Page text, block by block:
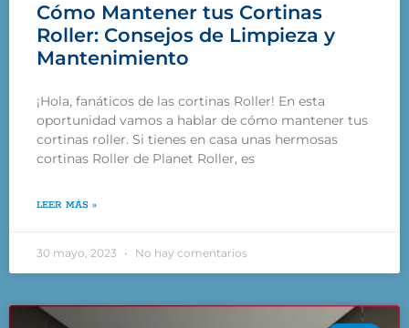
Cómo Mantener tus Cortinas
Roller: Consejos de Limpieza y
Mantenimiento
¡Hola, fanáticos de las cortinas Roller! En esta
oportunidad vamos a hablar de cómo mantener tus
cortinas roller. Si tienes en casa unas hermosas
cortinas Roller de Planet Roller, es
LEER MÁS »
30 mayo, 2023 No hay comentarios